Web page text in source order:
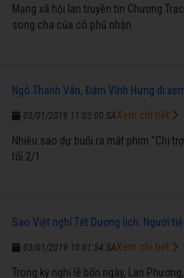
Mạng xã hội lan truyền tin Chương
song cha của cô phủ nhận.
Ngô Thanh Vân, Đàm Vĩnh Hưng đi
03/01/2019 11:03:00 SA
Nhiều sao dự buổi ra mắt phim "Chị
tối 2/1.
Xem chi tiết
Sao Việt nghỉ Tết Dương lịch: Người
03/01/2019 10:01:54 SA
Trong kỳ nghỉ lễ bốn ngày, Lan
Xem chi tiết